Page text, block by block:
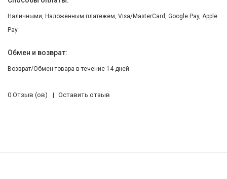
Наличными, Наложенным платежем, Visa/MasterCard, Google Pay, Apple
Pay
Обмен и возврат:
Возврат/Обмен товара в течение 14 дней
0 Отзыв (ов) Оставить отзыв